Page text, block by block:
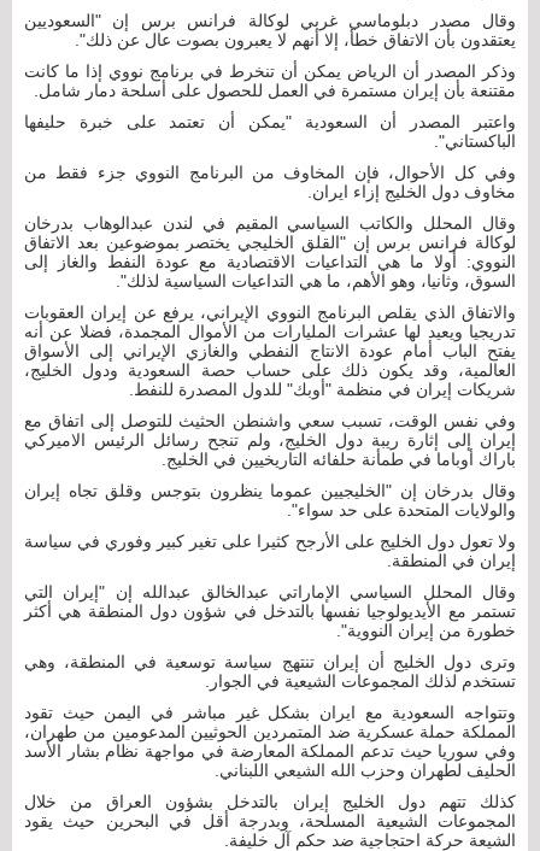
وقال مصدر دبلوماسي غربي لوكالة فرانس برس إن "السعوديين
يعتقدون بأن الاتفاق خطأ، إلا أنهم لا يعبرون بصوت عال عن ذلك".
وذكر المصدر أن الرياض يمكن أن تنخرط في برنامج نووي إذا ما كانت
مقتنعة بأن إيران مستمرة في العمل للحصول على أسلحة دمار شامل.
واعتبر المصدر أن السعودية "يمكن أن تعتمد على خبرة حليفها
الباكستاني".
وفي كل الأحوال، فإن المخاوف من البرنامج النووي جزء فقط من
مخاوف دول الخليج إزاء ايران.
وقال المحلل والكاتب السياسي المقيم في لندن عبدالوهاب بدرخان
لوكالة فرانس برس إن "القلق الخليجي يختصر بموضوعين بعد الاتفاق
النووي: أولا ما هي التداعيات الاقتصادية مع عودة النفط والغاز إلى
السوق، وثانيا، وهو الأهم، ما هي التداعيات السياسية لذلك".
والاتفاق الذي يقلص البرنامج النووي الإيراني، يرفع عن إيران العقوبات
تدريجيا ويعيد لها عشرات المليارات من الأموال المجمدة، فضلا عن أنه
يفتح الباب أمام عودة الانتاج النفطي والغازي الإيراني إلى الأسواق
العالمية، وقد يكون ذلك على حساب حصة السعودية ودول الخليج،
شريكات إيران في منظمة "أوبك" للدول المصدرة للنفط.
وفي نفس الوقت، تسبب سعي واشنطن الحثيث للتوصل إلى اتفاق مع
إيران إلى إثارة ريبة دول الخليج، ولم تنجح رسائل الرئيس الاميركي
باراك أوباما في طمأنة حلفائه التاريخيين في الخليج.
وقال بدرخان إن "الخليجيين عموما ينظرون بتوجس وقلق تجاه إيران
والولايات المتحدة على حد سواء".
ولا تعول دول الخليج على الأرجح كثيرا على تغير كبير وفوري في سياسة
إيران في المنطقة.
وقال المحلل السياسي الإماراتي عبدالخالق عبدالله إن "إيران التي
تستمر مع الأيديولوجيا نفسها بالتدخل في شؤون دول المنطقة هي أكثر
خطورة من إيران النووية".
وترى دول الخليج أن إيران تنتهج سياسة توسعية في المنطقة، وهي
تستخدم لذلك المجموعات الشيعية في الجوار.
وتتواجه السعودية مع ايران بشكل غير مباشر في اليمن حيث تقود
المملكة حملة عسكرية ضد المتمردين الحوثيين المدعومين من طهران،
وفي سوريا حيث تدعم المملكة المعارضة في مواجهة نظام بشار الأسد
الحليف لطهران وحزب الله الشيعي اللبناني.
كذلك تتهم دول الخليج إيران بالتدخل بشؤون العراق من خلال
المجموعات الشيعية المسلحة، وبدرجة أقل في البحرين حيث يقود
الشيعة حركة احتجاجية ضد حكم آل خليفة.